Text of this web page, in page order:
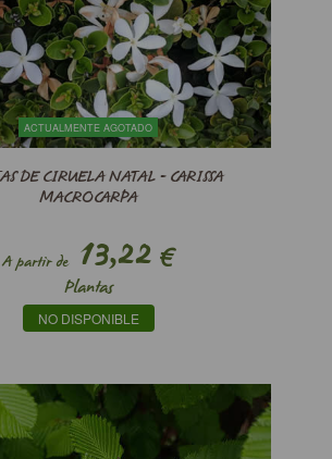
ACTUALMENTE AGOTADO
DE CIRUELA NATAL - CARISSA
MACROCARPA
A partir de13,22 €
Plantas
NO DISPONIBLE